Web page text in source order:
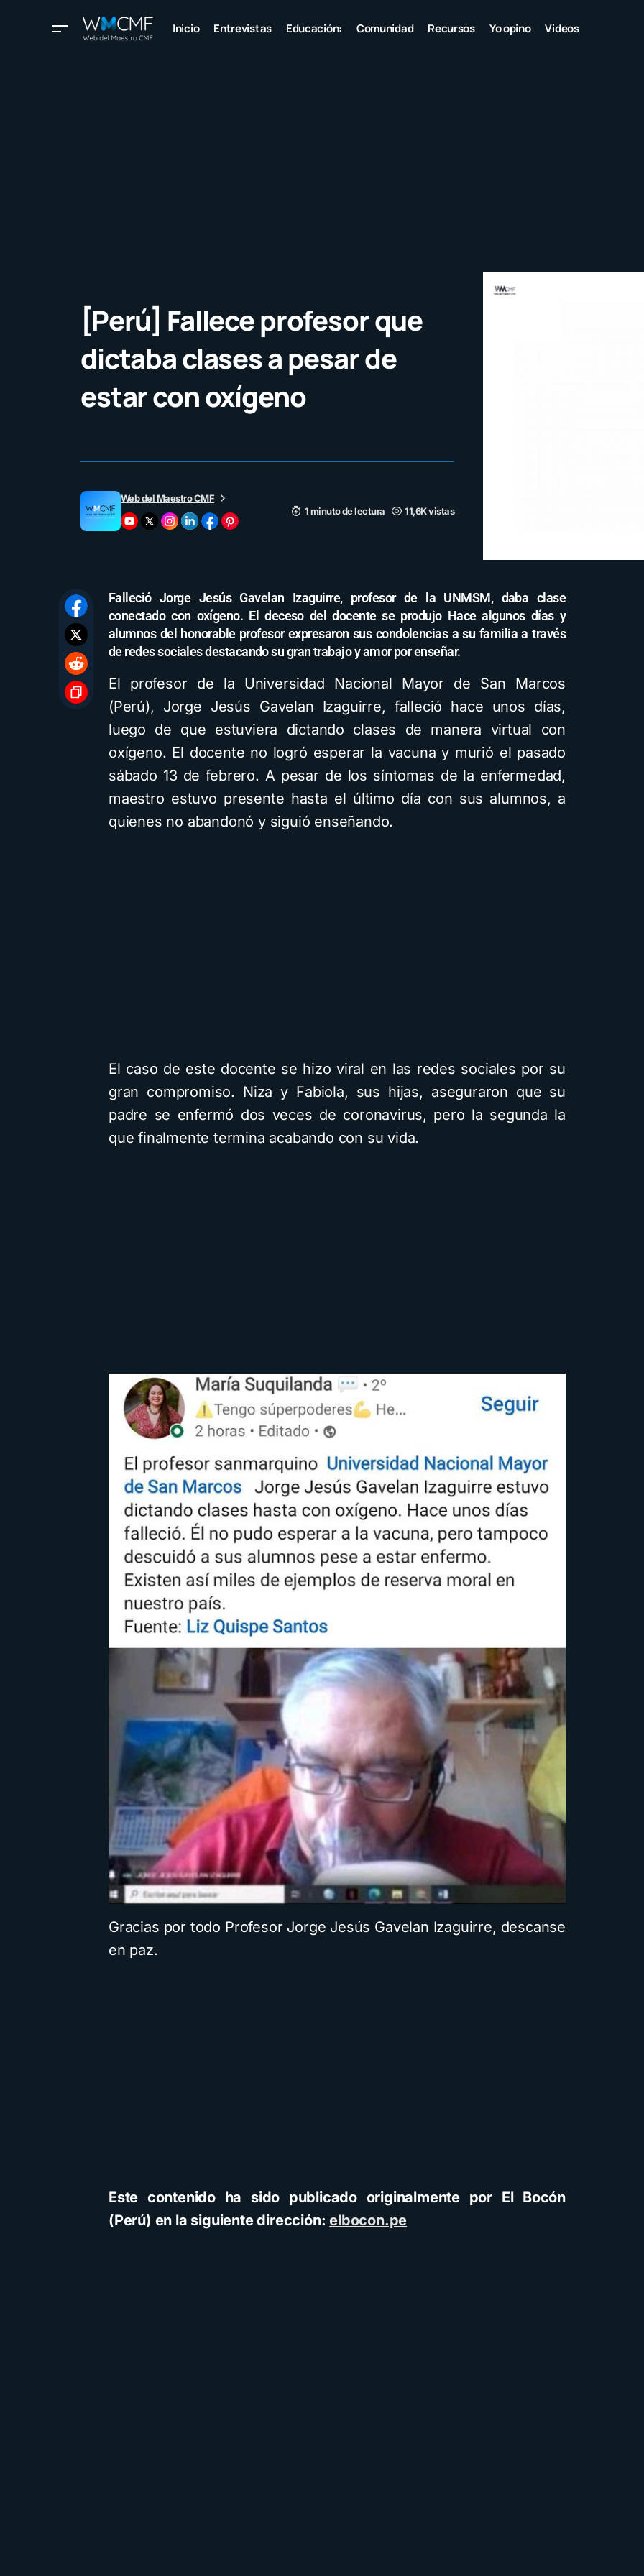
Inicio Entrevistas Educación: Comunidad Recursos Yo opino Videos
[Perú] Fallece profesor que
dictaba clases a pesar de
estar con oxígeno
Web del Maestro CMF
1 minuto de lectura
11,6K vistas
Falleció Jorge Jesús Gavelan Izaguirre, profesor de la UNMSM, daba clase
conectado con oxígeno. El deceso del docente se produjo Hace algunos días y
alumnos del honorable profesor expresaron sus condolencias a su familia a través
de redes sociales destacando su gran trabajo y amor por enseñar.
El profesor de la Universidad Nacional Mayor de San Marcos
(Perú), Jorge Jesús Gavelan Izaguirre, falleció hace unos días,
luego de que estuviera dictando clases de manera virtual con
oxígeno. El docente no logró esperar la vacuna y murió el pasado
sábado 13 de febrero. A pesar de los síntomas de la enfermedad,
maestro estuvo presente hasta el último día con sus alumnos, a
quienes no abandonó y siguió enseñando.
El caso de este docente se hizo viral en las redes sociales por su
gran compromiso. Niza y Fabiola, sus hijas, aseguraron que su
padre se enfermó dos veces de coronavirus, pero la segunda la
que finalmente termina acabando con su vida.
Gracias por todo Profesor Jorge Jesús Gavelan Izaguirre, descanse
en paz.
Este contenido ha sido publicado originalmente por El Bocón
(Perú) en la siguiente dirección:elbocon.pe
Cómo crear cuentos
infantiles ilustrados con